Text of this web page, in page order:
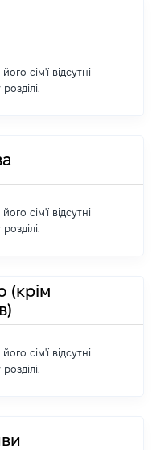
сім'ї відсутні
сім'ї відсутні
(крім
сім'ї відсутні